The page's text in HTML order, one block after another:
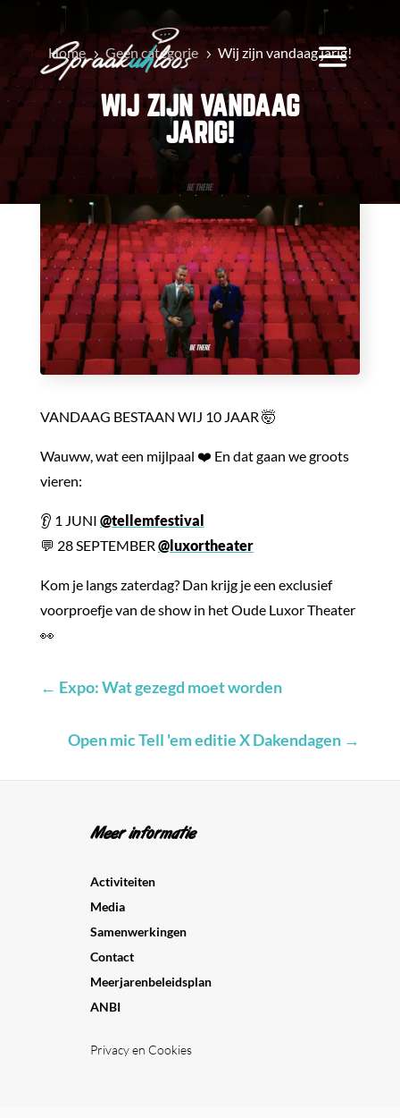
Home 5 Geen categorie 5 Wij zijn vandaag jarig!
WIJ ZIJN VANDAAG
JARIG!
VANDAAG BESTAAN WIJ 10 JAAR 🤯
Wauww, wat een mijlpaal ❤️ En dat gaan we groots
vieren:
👂 1 JUNI @tellemfestival
💬 28 SEPTEMBER @luxortheater
Kom je langs zaterdag? Dan krijg je een exclusief
voorproefje van de show in het Oude Luxor Theater
👀
← Expo: Wat gezegd moet worden
Open mic Tell 'em editie X Dakendagen →
Meer informatie
Activiteiten
Media
Samenwerkingen
Contact
Meerjarenbeleidsplan
ANBI
Privacy en Cookies